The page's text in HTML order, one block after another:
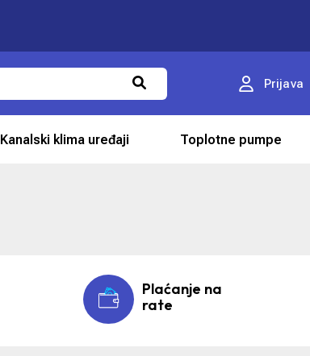
Prijava
Kanalski klima uređaji Toplotne pumpe
Plaćanje na
rate